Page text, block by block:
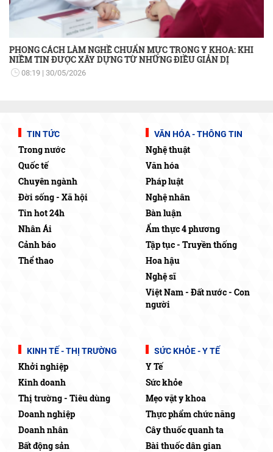
PHONG CÁCH LÀM NGHỀ CHUẨN MỰC TRONG Y KHOA: KHI
NIỀM TIN ĐƯỢC XÂY DỰNG TỪ NHỮNG ĐIỀU GIẢN DỊ
08:19 30/05/2026
TIN TỨC
Trong nước
Quốc tế
Chuyên ngành
Đời sống - Xã hội
Tin hot 24h
Nhân Ái
Cảnh báo
Thể thao
VĂN HÓA - THÔNG TIN
Nghệ thuật
Văn hóa
Pháp luật
Nghệ nhân
Bàn luận
Ẩm thực 4 phương
Tập tục - Truyền thống
Hoa hậu
Nghệ sĩ
Việt Nam - Đất nước - Con
người
KINH TẾ - THỊ TRƯỜNG
Khởi nghiệp
Kinh doanh
Thị trường - Tiêu dùng
Doanh nghiệp
Doanh nhân
Bất động sản
SỨC KHỎE - Y TẾ
Y Tế
Sức khỏe
Mẹo vặt y khoa
Thực phẩm chức năng
Cây thuốc quanh ta
Bài thuốc dân gian